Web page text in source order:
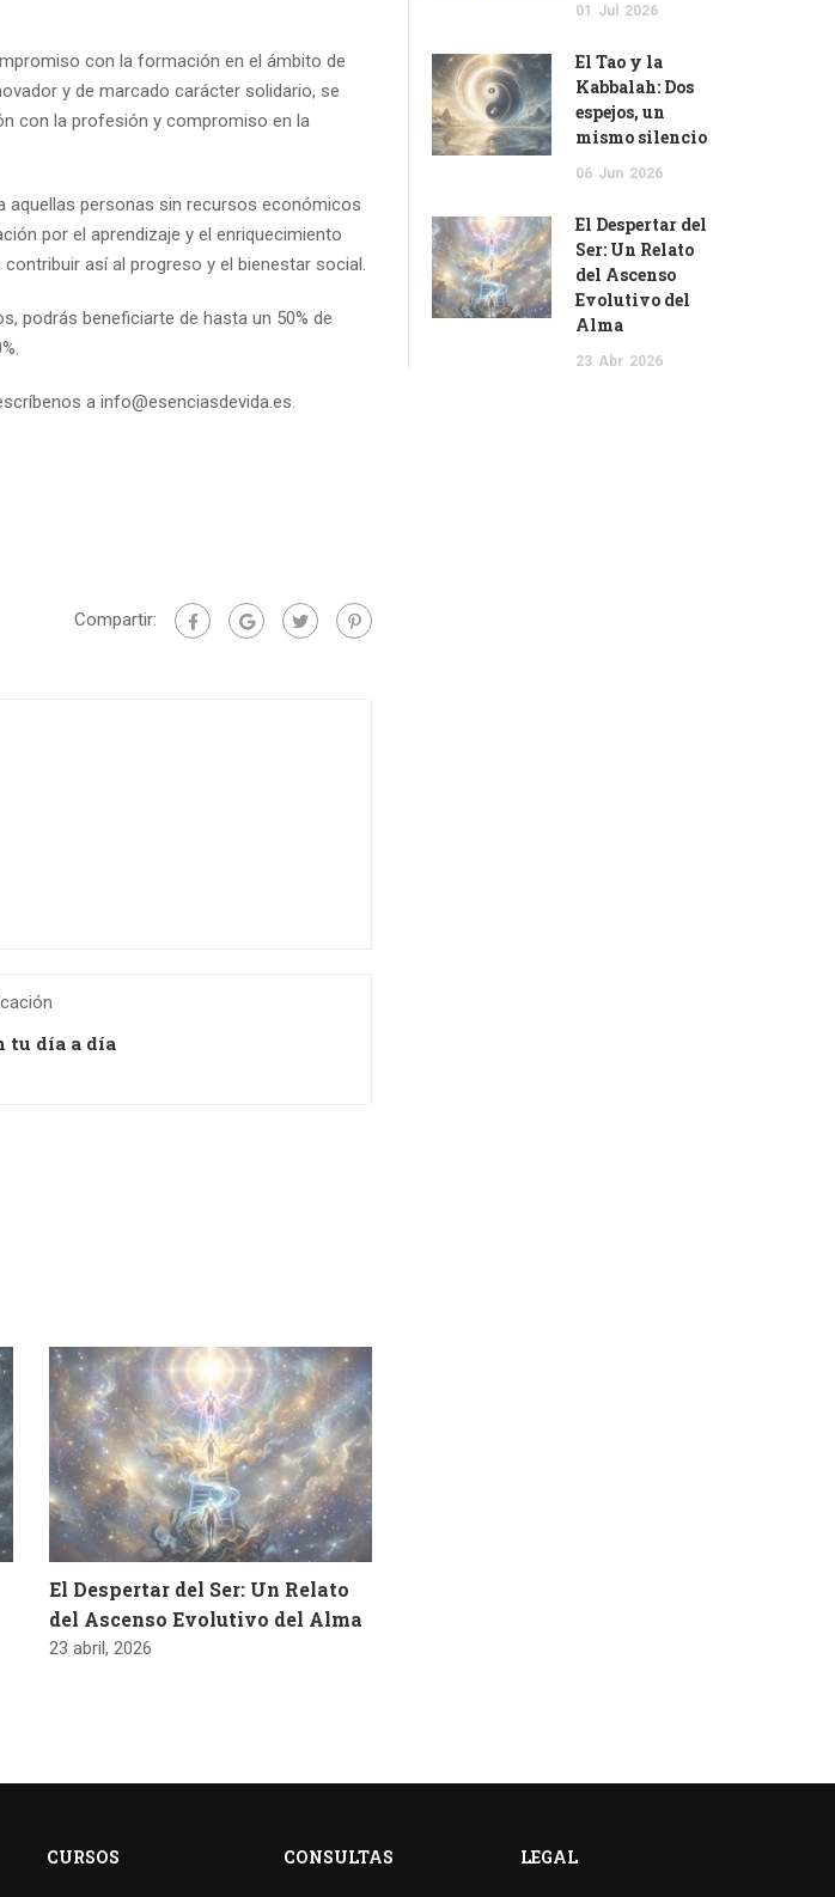
con la formación en el ámbito de
y de marcado carácter solidario, se
con la profesión y compromiso en la
aquellas personas sin recursos económicos
por el aprendizaje y el enriquecimiento
así al progreso y el bienestar social.
podrás beneficiarte de hasta un 50% de
a info@esenciasdevida.es.
Compartir:
tu día a día
El Despertar del Ser: Un Relato
del Ascenso Evolutivo del Alma
23 abril, 2026
01 Jul 2026
El Tao y la
Kabbalah: Dos
espejos, un
mismo silencio
06 Jun 2026
El Despertar del
Ser: Un Relato
del Ascenso
Evolutivo del
Alma
23 Abr 2026
CURSOS CONSULTAS LEGAL